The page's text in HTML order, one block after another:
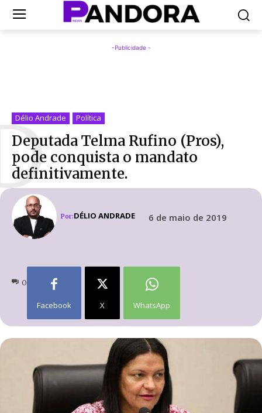
-Publicidade -
Délio Andrade Política
Deputada Telma Rufino (Pros),
pode conquista o mandato
definitivamente.
Por:DÉLIO ANDRADE 6 de maio de 2019
0
Facebook X WhatsApp